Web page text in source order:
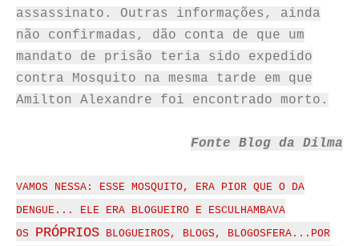
assassinato. Outras informações, ainda
não confirmadas, dão conta de que um
mandato de prisão teria sido expedido
contra Mosquito na mesma tarde em que
Amilton Alexandre foi encontrado morto.
Fonte Blog da Dilma
VAMOS NESSA: ESSE MOSQUITO, ERA PIOR QUE O DA
DENGUE... ELE ERA BLOGUEIRO E ESCULHAMBAVA
OS PRÓPRIOS BLOGUEIROS, BLOGS, BLOGOSFERA...POR